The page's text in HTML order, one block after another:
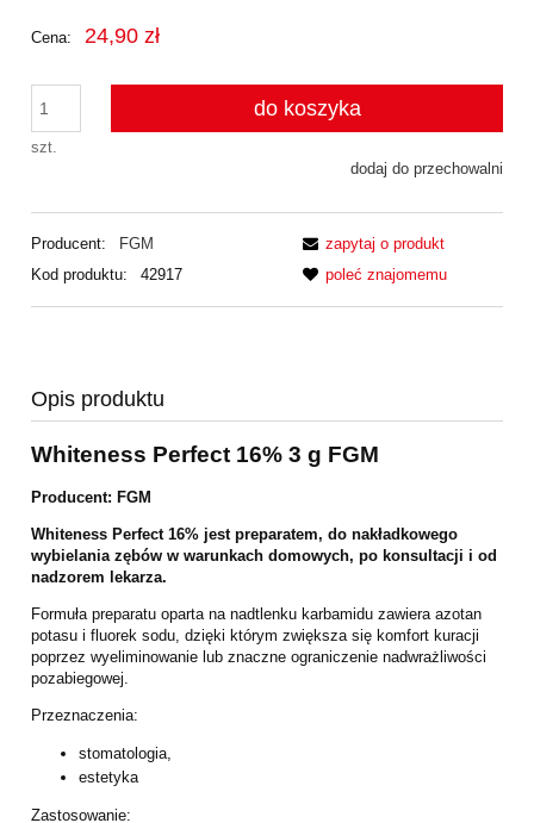
Cena: 24,90 zł
szt.
do koszyka
dodaj do przechowalni
Producent:
FGM
Kod produktu:
42917
zapytaj o produkt
poleć znajomemu
Opis produktu
Whiteness Perfect 16% 3 g FGM
Producent: FGM
Whiteness Perfect 16% jest preparatem, do nakładkowego
wybielania zębów w warunkach domowych, po konsultacji i od
nadzorem lekarza.
Formuła preparatu oparta na nadtlenku karbamidu zawiera azotan
potasu i fluorek sodu, dzięki którym zwiększa się komfort kuracji
poprzez wyeliminowanie lub znaczne ograniczenie nadwrażliwości
pozabiegowej.
Przeznaczenia:
stomatologia,
estetyka
Zastosowanie: